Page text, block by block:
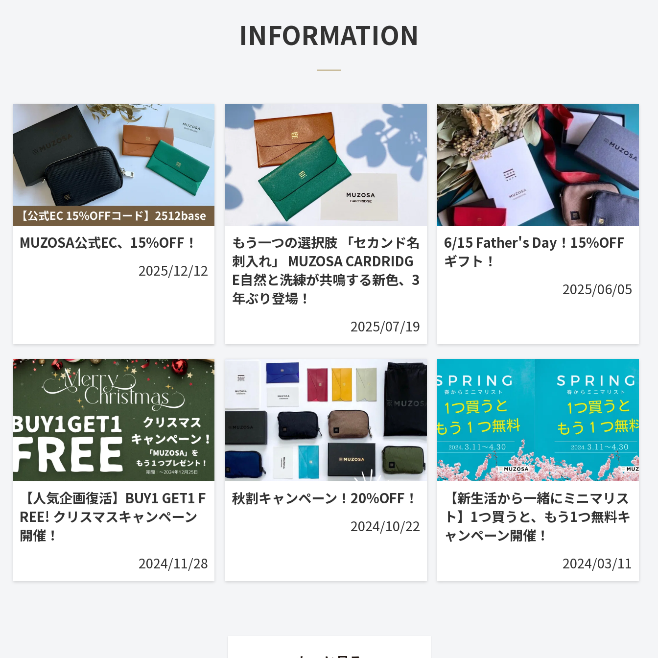
INFORMATION
MUZOSA公式EC、15%OFF！
2025/12/12
もう一つの選択肢 「セカンド名
刺入れ」 MUZOSA CARDRIDG
E自然と洗練が共鳴する新色、3
年ぶり登場！
2025/07/19
6/15 Father's Day！15%OFF
ギフト！
2025/06/05
【人気企画復活】BUY1 GET1 F
REE! クリスマスキャンペーン
開催！
2024/11/28
秋割キャンペーン！20%OFF！
2024/10/22
【新生活から一緒にミニマリス
ト】1つ買うと、もう1つ無料キ
ャンペーン開催！
2024/03/11